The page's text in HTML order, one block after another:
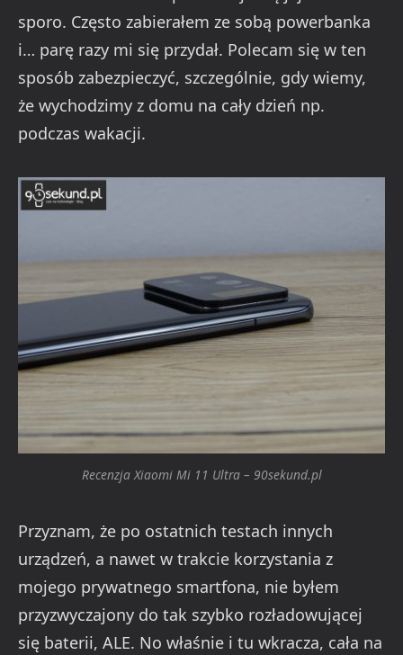
sporo. Często zabierałem ze sobą powerbanka
i… parę razy mi się przydał. Polecam się w ten
sposób zabezpieczyć, szczególnie, gdy wiemy,
że wychodzimy z domu na cały dzień np.
podczas wakacji.
Recenzja Xiaomi Mi 11 Ultra – 90sekund.pl
Przyznam, że po ostatnich testach innych
urządzeń, a nawet w trakcie korzystania z
mojego prywatnego smartfona, nie byłem
przyzwyczajony do tak szybko rozładowującej
się baterii, ALE. No właśnie i tu wkracza, cała na